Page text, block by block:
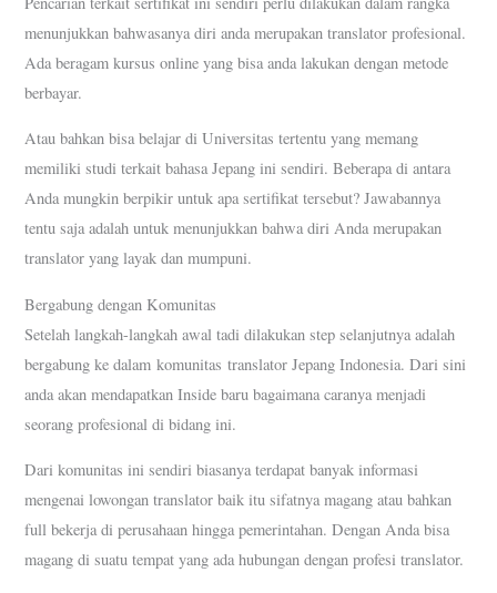
menunjukkan bahwasanya diri anda merupakan translator profesional.
Ada beragam kursus online yang bisa anda lakukan dengan metode
berbayar.
Atau bahkan bisa belajar di Universitas tertentu yang memang
memiliki studi terkait bahasa Jepang ini sendiri. Beberapa di antara
Anda mungkin berpikir untuk apa sertifikat tersebut? Jawabannya
tentu saja adalah untuk menunjukkan bahwa diri Anda merupakan
translator yang layak dan mumpuni.
Bergabung dengan Komunitas
Setelah langkah-langkah awal tadi dilakukan step selanjutnya adalah
bergabung ke dalam komunitas translator Jepang Indonesia. Dari sini
anda akan mendapatkan Inside baru bagaimana caranya menjadi
seorang profesional di bidang ini.
Dari komunitas ini sendiri biasanya terdapat banyak informasi
mengenai lowongan translator baik itu sifatnya magang atau bahkan
full bekerja di perusahaan hingga pemerintahan. Dengan Anda bisa
magang di suatu tempat yang ada hubungan dengan profesi translator.